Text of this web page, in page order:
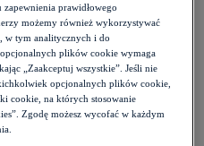
prawidłowego
możemy również wykorzystywać
w tym analitycznych i do
plików cookie wymaga
„Zaakceptuj wszystkie”. Jeśli nie
opcjonalnych plików cookie,
cookie, na których stosowanie
Zgodę możesz wycofać w każdym